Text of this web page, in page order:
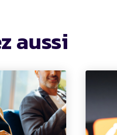
aussi